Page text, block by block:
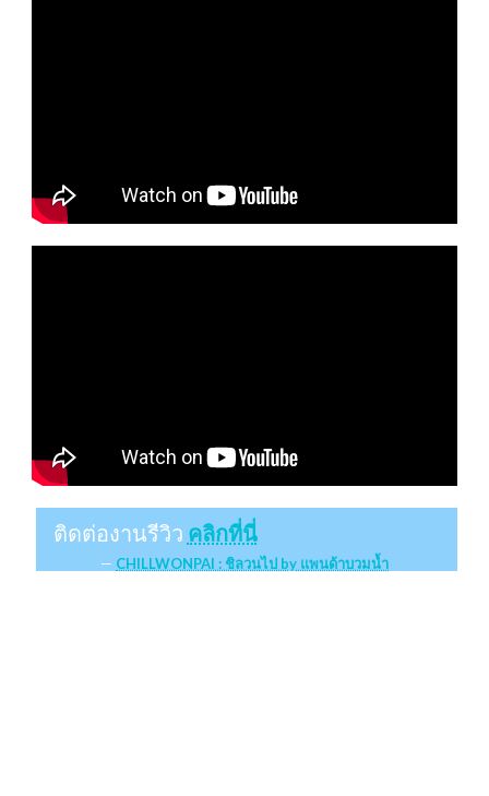
ติดต่องานรีวิว คลิกที่นี่
CHILLWONPAI : ชิลวนไป by แพนด้าบวมน้ำ